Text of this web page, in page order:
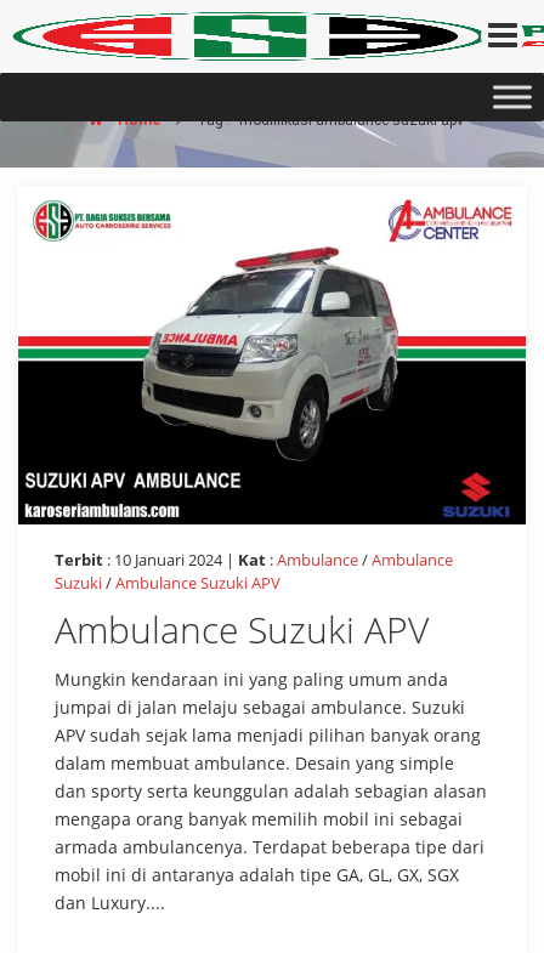
Home Tag : "modifiikasi ambulance suzuki apv"
Terbit : 10 Januari 2024 | Kat :Ambulance/Ambulance
Suzuki/Ambulance Suzuki APV
Ambulance Suzuki APV
Mungkin kendaraan ini yang paling umum anda
jumpai di jalan melaju sebagai ambulance. Suzuki
APV sudah sejak lama menjadi pilihan banyak orang
dalam membuat ambulance. Desain yang simple
dan sporty serta keunggulan adalah sebagian alasan
mengapa orang banyak memilih mobil ini sebagai
armada ambulancenya. Terdapat beberapa tipe dari
mobil ini di antaranya adalah tipe GA, GL, GX, SGX
dan Luxury....